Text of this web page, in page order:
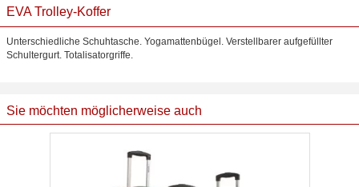
EVA Trolley-Koffer
Unterschiedliche Schuhtasche. Yogamattenbügel. Verstellbarer aufgefüllter
Schultergurt. Totalisatorgriffe.
Sie möchten möglicherweise auch